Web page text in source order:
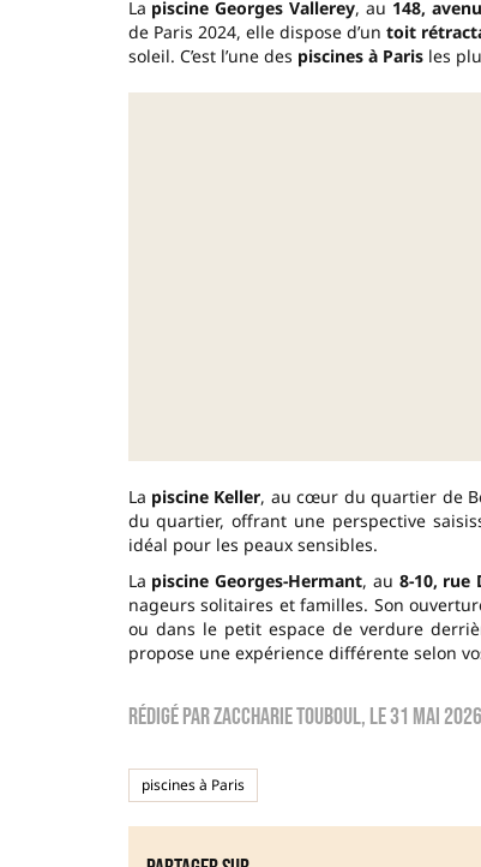
La piscine Georges Vallerey, au 148,
de Paris 2024, elle dispose d’un toit
soleil. C’est l’une des piscines à Parisles
La piscine Keller, au cœur du quartier de
du quartier, offrant une perspective
idéal pour les peaux sensibles.
La piscine Georges-Hermant, au 8-10, rue
nageurs solitaires et familles. Son
ou dans le petit espace de verdure
propose une expérience différente selon
Rédigé parzaccharie touboul, le31 mai 2026
piscines à Paris